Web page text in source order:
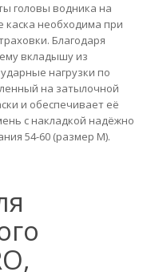
головы водника на
каска необходима при
Благодаря
вкладышу из
нагрузки по
на затылочной
и обеспечивает её
с накладкой надёжно
54-60 (размер М).